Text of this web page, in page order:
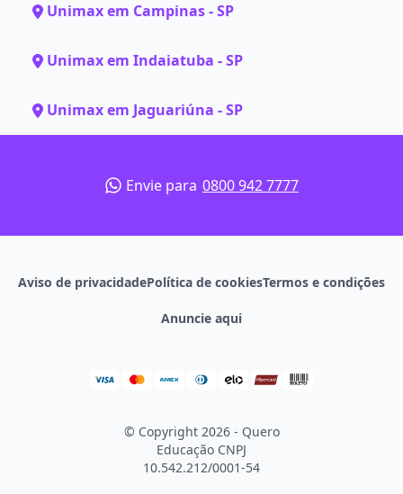
Unimax em Campinas - SP
Unimax em Indaiatuba - SP
Unimax em Jaguariúna - SP
Envie para 0800 942 7777
Aviso de privacidadePolítica de cookiesTermos e condições
Anuncie aqui
© Copyright 2026 - Quero
Educação CNPJ
10.542.212/0001-54